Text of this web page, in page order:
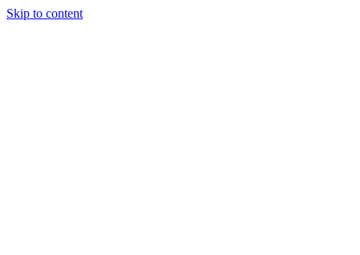
Skip to content